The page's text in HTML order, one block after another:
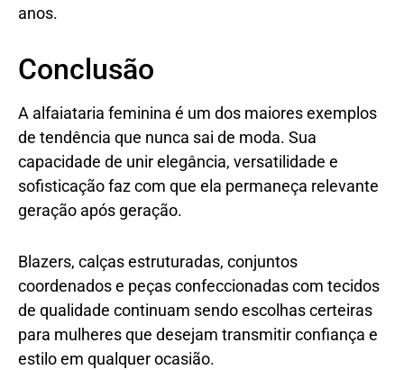
anos.
Conclusão
A alfaiataria feminina é um dos maiores exemplos
de tendência que nunca sai de moda. Sua
capacidade de unir elegância, versatilidade e
sofisticação faz com que ela permaneça relevante
geração após geração.
Blazers, calças estruturadas, conjuntos
coordenados e peças confeccionadas com tecidos
de qualidade continuam sendo escolhas certeiras
para mulheres que desejam transmitir confiança e
estilo em qualquer ocasião.